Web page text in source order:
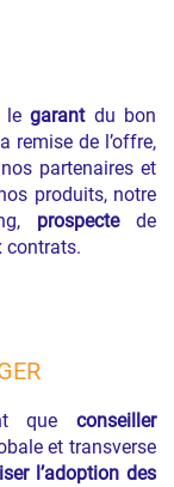
legarant du bon
remise de l’offre,
partenaires et
produits, notre
prospecte de
contrats.
que conseiller
et transverse
l’adoption des